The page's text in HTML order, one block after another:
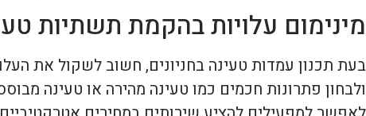
מינימום עלויות בהקמת תשתיות
בעת תכנון עמדות טעינה בחניונים, חשוב לשקול את
ולבחון פתרונות חכמים כמו טעינה מהירה או טעינה